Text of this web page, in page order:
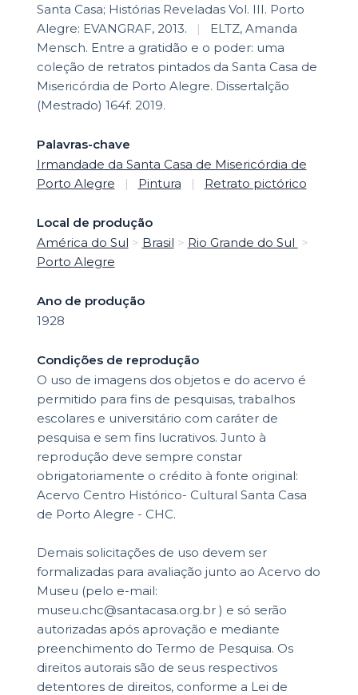
Santa Casa; Histórias Reveladas Vol. III. Porto
Alegre: EVANGRAF, 2013.
|
ELTZ, Amanda
Mensch. Entre a gratidão e o poder: uma
coleção de retratos pintados da Santa Casa de
Misericórdia de Porto Alegre. Dissertalção
(Mestrado) 164f. 2019.
Palavras-chave
Irmandade da Santa Casa de Misericórdia de
Porto Alegre
| Pintura | Retrato pictórico
Local de produção
América do Sul > Brasil > Rio Grande do Sul >
Porto Alegre
Ano de produção
1928
Condições de reprodução
O uso de imagens dos objetos e do acervo é
permitido para fins de pesquisas, trabalhos
escolares e universitário com caráter de
pesquisa e sem fins lucrativos. Junto à
reprodução deve sempre constar
obrigatoriamente o crédito à fonte original:
Acervo Centro Histórico- Cultural Santa Casa
de Porto Alegre - CHC.
Demais solicitações de uso devem ser
formalizadas para avaliação junto ao Acervo do
Museu (pelo e-mail:
museu.chc@santacasa.org.br ) e só serão
autorizadas após aprovação e mediante
preenchimento do Termo de Pesquisa. Os
direitos autorais são de seus respectivos
detentores de direitos, conforme a Lei de